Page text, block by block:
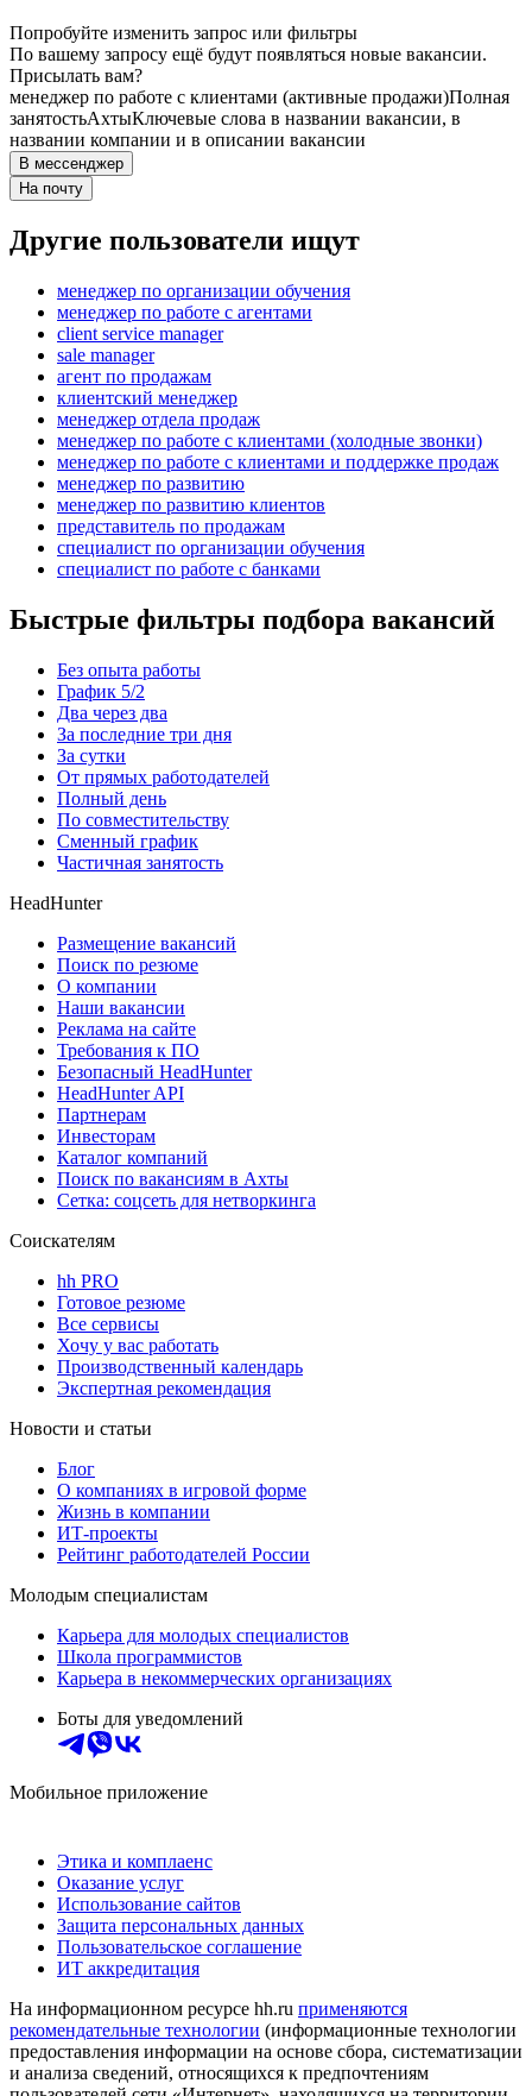
Попробуйте изменить запрос или фильтры
По вашему запросу ещё будут появляться новые вакансии.
Присылать вам?
менеджер по работе с клиентами (активные продажи)Полная
занятостьАхтыКлючевые слова в названии вакансии, в
названии компании и в описании вакансии
В мессенджер
На почту
Другие пользователи ищут
менеджер по организации обучения
менеджер по работе с агентами
client service manager
sale manager
агент по продажам
клиентский менеджер
менеджер отдела продаж
менеджер по работе с клиентами (холодные звонки)
менеджер по работе с клиентами и поддержке продаж
менеджер по развитию
менеджер по развитию клиентов
представитель по продажам
специалист по организации обучения
специалист по работе с банками
Быстрые фильтры подбора вакансий
Без опыта работы
График 5/2
Два через два
За последние три дня
За сутки
От прямых работодателей
Полный день
По совместительству
Сменный график
Частичная занятость
HeadHunter
Размещение вакансий
Поиск по резюме
О компании
Наши вакансии
Реклама на сайте
Требования к ПО
Безопасный HeadHunter
HeadHunter API
Партнерам
Инвесторам
Каталог компаний
Поиск по вакансиям в Ахты
Сетка: соцсеть для нетворкинга
Соискателям
hh PRO
Готовое резюме
Все сервисы
Хочу у вас работать
Производственный календарь
Экспертная рекомендация
Новости и статьи
Блог
О компаниях в игровой форме
Жизнь в компании
ИТ-проекты
Рейтинг работодателей России
Молодым специалистам
Карьера для молодых специалистов
Школа программистов
Карьера в некоммерческих организациях
Боты для уведомлений
Мобильное приложение
Этика и комплаенс
Оказание услуг
Использование сайтов
Защита персональных данных
Пользовательское соглашение
ИТ аккредитация
На информационном ресурсе hh.ru применяются
рекомендательные технологии (информационные технологии
предоставления информации на основе сбора, систематизации
и анализа сведений, относящихся к предпочтениям